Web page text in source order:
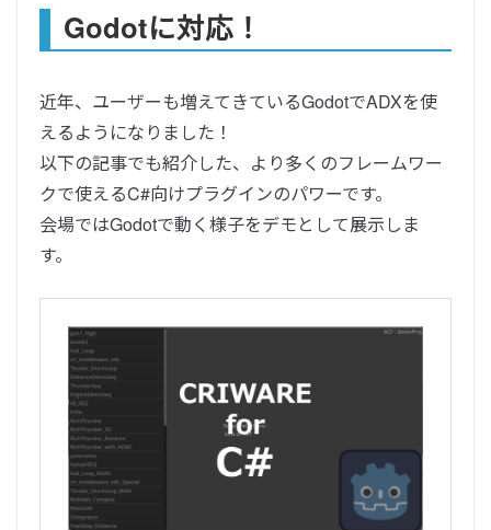
Godotに対応！
近年、ユーザーも増えてきているGodotでADXを使
えるようになりました！
以下の記事でも紹介した、より多くのフレームワー
クで使えるC#向けプラグインのパワーです。
会場ではGodotで動く様子をデモとして展示しま
す。